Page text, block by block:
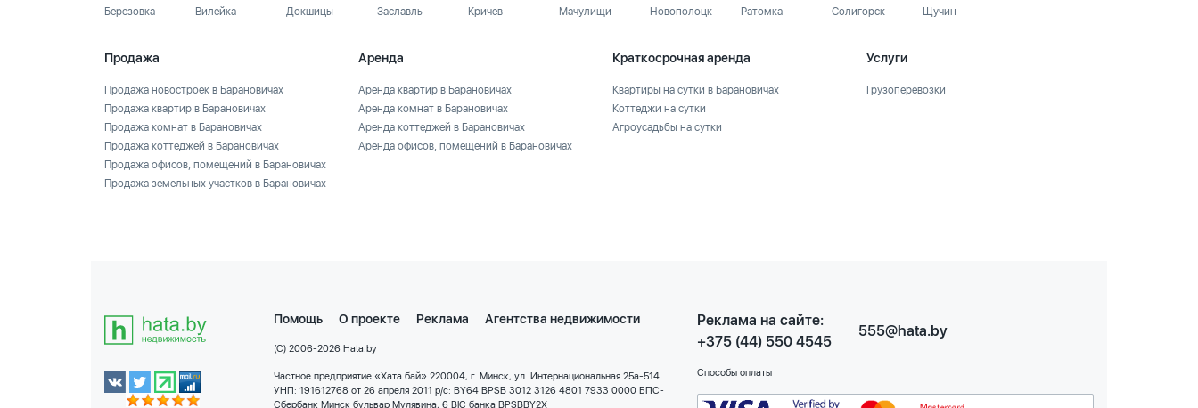
Березовка
Вилейка
Докшицы
Заславль
Кричев
Мачулищи
Новополоцк
Ратомка
Солигорск
Щучин
Продажа
Продажа новостроек в Барановичах
Продажа квартир в Барановичах
Продажа комнат в Барановичах
Продажа коттеджей в Барановичах
Продажа офисов, помещений в Барановичах
Продажа земельных участков в Барановичах
Аренда
Аренда квартир в Барановичах
Аренда комнат в Барановичах
Аренда коттеджей в Барановичах
Аренда офисов, помещений в Барановичах
Краткосрочная аренда
Квартиры на сутки в Барановичах
Коттеджи на сутки
Агроусадьбы на сутки
Услуги
Грузоперевозки
Помощь О проекте Реклама Агентства недвижимости
(C) 2006-2026 Hata.by
Частное предприятие «Хата бай» 220004, г. Минск, ул. Интернациональная 25а-514
УНП: 191612768 от 26 апреля 2011 р/с: BY64 BPSB 3012 3126 4801 7933 0000 БПС-
Сбербанк Минск бульвар Мулявина, 6 BIC банка BPSBBY2X
Реклама на сайте:
+375 (44) 550 4545
555@hata.by
Способы оплаты